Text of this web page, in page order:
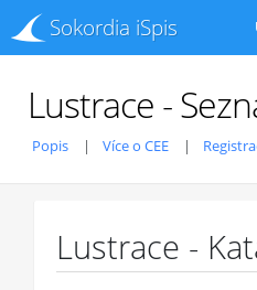
Sokordia iSpis
Lustrace -
Popis Více o CEE
Lustrace -